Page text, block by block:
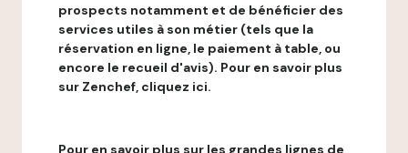
prospects notamment et de bénéficier des
services utiles à son métier (tels que la
réservation en ligne, le paiement à table, ou
encore le recueil d'avis). Pour en savoir plus
sur Zenchef, cliquez ici.
Pour en savoir plus sur les grandes lignes de